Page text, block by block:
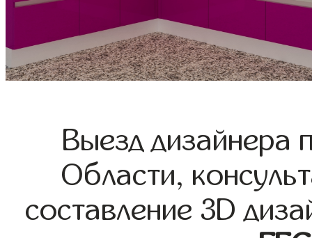
Выезд дизайнера
Области,
составление 3D